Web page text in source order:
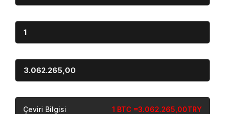
Çeviri Bilgisi
1 BTC =3.062.265,00TRY